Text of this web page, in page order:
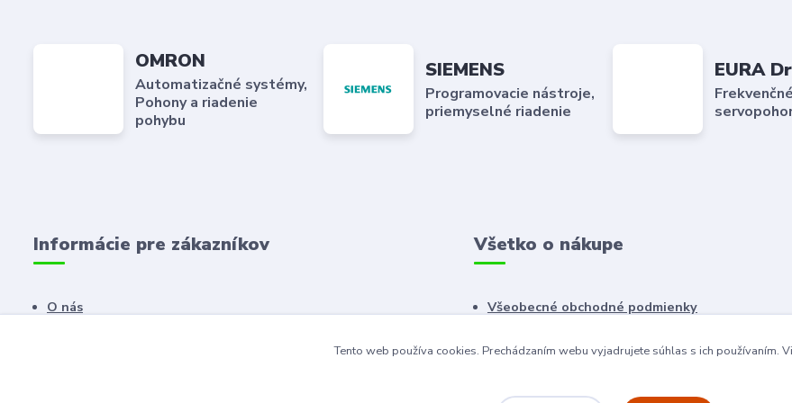
OMRON
Automatizačné systémy,
Pohony a riadenie
pohybu
SIEMENS
Programovacie nástroje,
priemyselné riadenie
EURA
Informácie pre zákazníkov
O nás
Všetko o nákupe
Všeobecné obchodné podmienky
Tento web používa cookies. Prechádzaním webu vyjadrujete súhlas s ich používaním.